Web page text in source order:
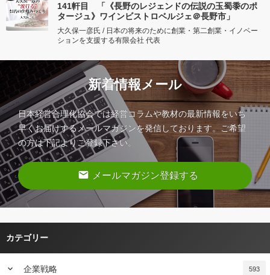
141軒目 「《長野のレジェンドの伝説の玉蜀黍のポ
タージュ》ワインビストロベルジェ＠長野市」
大久保一彦氏 / 日本の将来のために創業・第二創業・イノベー
ションを支援する有限会社 代表
新着情報メール
日本経営合理化協会では経営コラムや教材の最新情報をいち
早くお届けするメールマガジンを発信しております。ご希望
の方は下記よりご登録下さい。
email メールマガジン登録する
カテゴリー
keyboard_arrow_down 企業戦略 593